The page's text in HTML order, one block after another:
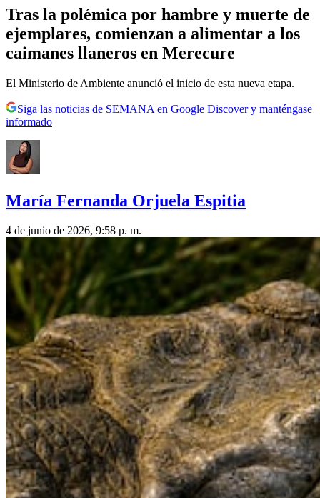
Tras la polémica por hambre y muerte de
ejemplares, comienzan a alimentar a los
caimanes llaneros en Merecure
El Ministerio de Ambiente anunció el inicio de esta nueva etapa.
Siga las noticias de SEMANA en Google Discover y manténgase
informado
María Fernanda Orjuela Espitia
4 de junio de 2026, 9:58 p. m.